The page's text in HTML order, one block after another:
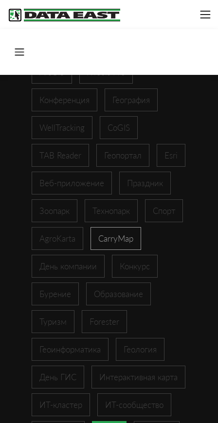
Конференция География
WellTracking CoGIS
TAB Reader Геопортал Esri
Веб-приложение Праздник
Зоопарк Технопарк Спорт
AgroKarta CarryMap
День компании Конкурс
Бурение Образование
Туризм Forester
Геоинформатика Геология
День ГИС Интерактивная карта
ИТ-кластер ИТ-сообщество